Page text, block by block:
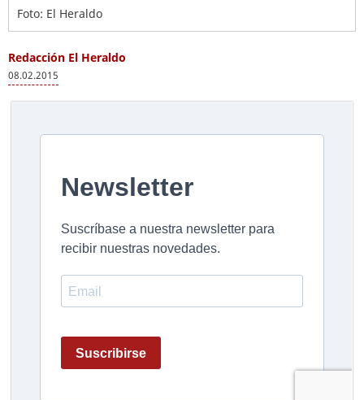
Foto: El Heraldo
Redacción El Heraldo
08.02.2015